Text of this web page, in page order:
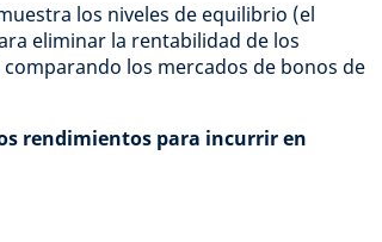
los niveles de equilibrio (el
eliminar la rentabilidad de los
los mercados de bonos de
rendimientos para incurrir en